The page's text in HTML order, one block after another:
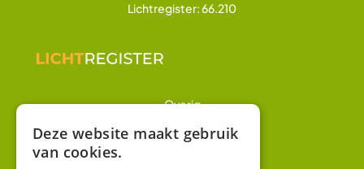
Lichtregister: 66.210
Overig
Winkel
Deze website maakt gebruik
van cookies.